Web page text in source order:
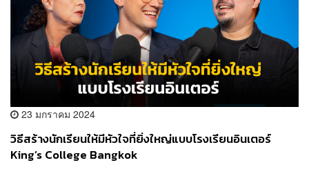
23 มกราคม 2024
วิธีสร้างนักเรียนให้มีหัวใจที่ยิ่งใหญ่แบบโรงเรียนอินเตอร์
King’s College Bangkok